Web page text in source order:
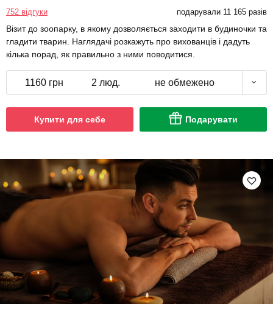
752 відгуки подарували 11 165 разів
Візит до зоопарку, в якому дозволяється заходити в будиночки та
гладити тварин. Наглядачі розкажуть про вихованців і дадуть
кілька порад, як правильно з ними поводитися.
1160 грн 2 люд. не обмежено
Купити для себе Подарувати